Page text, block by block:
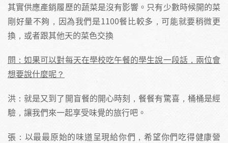
其實供應產銷履歷的蔬菜是沒有影響。只有少數時候開的菜
剛好量不夠，因為我們是1100餐比較多，可能就要稍微更
換，或者跟其他天的菜色交換
問：如果可以對每天在學校吃午餐的學生說一段話，兩位會
想要說什麼呢？
洪：就是又到了開盲餐的開心時刻，餐餐有驚喜，桶桶是經
驗，讓我們來一起享受味覺的旅行吧。
張：以最最原始的味道呈現給你們，希望你們吃得健康營